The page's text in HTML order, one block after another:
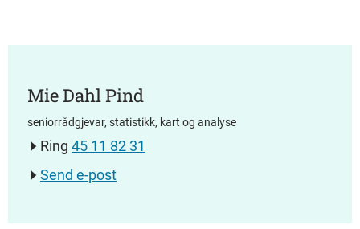
Mie Dahl Pind
seniorrådgjevar, statistikk, kart og analyse
Ring 45 11 82 31
Send e-post